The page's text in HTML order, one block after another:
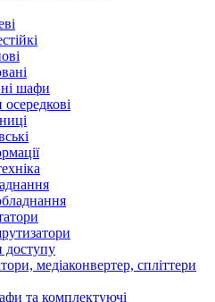
шафи
доступу
медіаконвертер, спліттери
та комплектуючі